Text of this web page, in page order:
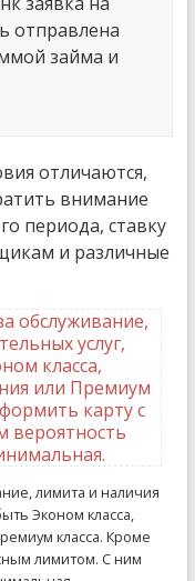
отправлена
займа и
отличаются,
внимание
периода, ставку
и различные
лимита и наличия
Эконом класса,
класса. Кроме
лимитом. С ним